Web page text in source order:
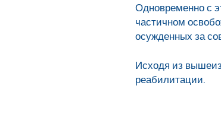
Одновременно с
частичном
осужденных за
Исходя из
реабилитации.